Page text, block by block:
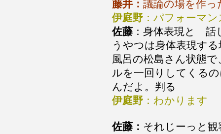
藤井： 議論の場を作
伊庭野 ：パフォーマ
佐藤 ：身体表現と 話
うやつは身体表現す
風呂の松島さん状態
ルを一回りしてくる
んだよ。判る
伊庭野 ：わかります
佐藤： それじーっと